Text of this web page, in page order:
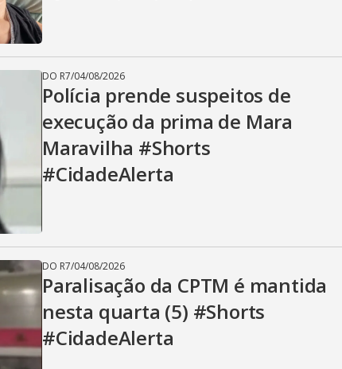
DO R7/04/08/2026
Polícia prende suspeitos de
execução da prima de Mara
Maravilha #Shorts
#CidadeAlerta
DO R7/04/08/2026
Paralisação da CPTM é mantida
nesta quarta (5) #Shorts
#CidadeAlerta